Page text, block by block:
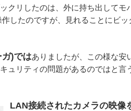
クリしたのは、外に持ち出してモ
したのですが、見れることにビッ
)ではありましたが、この様な安
ュリティの問題があるのではと言
LAN接続されたカメラの映像